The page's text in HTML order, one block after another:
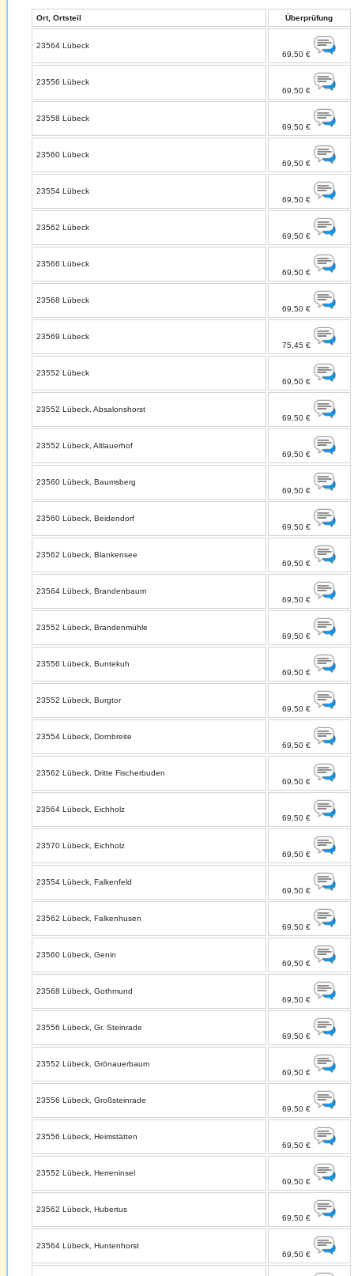
Ort, Ortsteil Überprüfung
23564 Lübeck
69,50 €
23556 Lübeck
69,50 €
23558 Lübeck
69,50 €
23560 Lübeck
69,50 €
23554 Lübeck
69,50 €
23562 Lübeck
69,50 €
23566 Lübeck
69,50 €
23568 Lübeck
69,50 €
23569 Lübeck
75,45 €
23552 Lübeck
69,50 €
23552 Lübeck, Absalonshorst
69,50 €
23552 Lübeck, Altlauerhof
69,50 €
23560 Lübeck, Baumsberg
69,50 €
23560 Lübeck, Beidendorf
69,50 €
23562 Lübeck, Blankensee
69,50 €
23564 Lübeck, Brandenbaum
69,50 €
23552 Lübeck, Brandenmühle
69,50 €
23556 Lübeck, Buntekuh
69,50 €
23552 Lübeck, Burgtor
69,50 €
23554 Lübeck, Dornbreite
69,50 €
23562 Lübeck, Dritte Fischerbuden
69,50 €
23564 Lübeck, Eichholz
69,50 €
23570 Lübeck, Eichholz
69,50 €
23554 Lübeck, Falkenfeld
69,50 €
23562 Lübeck, Falkenhusen
69,50 €
23560 Lübeck, Genin
69,50 €
23568 Lübeck, Gothmund
69,50 €
23556 Lübeck, Gr. Steinrade
69,50 €
23552 Lübeck, Grönauerbaum
69,50 €
23556 Lübeck, Großsteinrade
69,50 €
23556 Lübeck, Heimstätten
69,50 €
23552 Lübeck, Herreninsel
69,50 €
23562 Lübeck, Hubertus
69,50 €
23564 Lübeck, Huntenhorst
69,50 €